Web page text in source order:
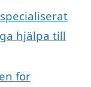
hjälpa till
för